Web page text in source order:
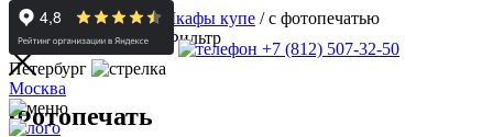
+7 (812) 507-32-50
Петербург
Москва
Корпусная мебель /Шкафы купе /с фотопечатью
Фильтр
Фотопечать